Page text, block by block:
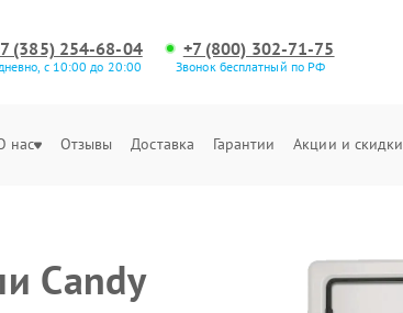
(385) 254-68-04
с 10:00 до 20:00
+7 (800) 302-71-75
Звонок бесплатный по РФ
нас Отзывы Доставка Гарантии Акции и скидки
Candy